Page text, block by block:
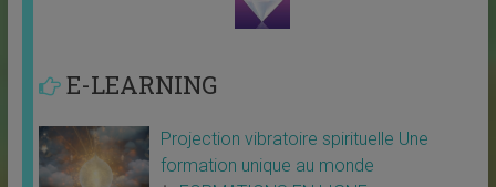
E-LEARNING
Projection vibratoire spirituelle Une
formation unique au monde